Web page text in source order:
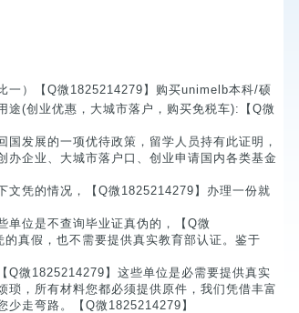
一）【Q微1825214279】购买unimelb本科/硕
途(创业优惠，大城市落户，购买免税车):【Q微
国发展的一项优待政策，留学人员持有此证明，
企业、大城市落户口、创业申请国内各类基金
文凭的情况，【Q微1825214279】办理一份就
单位是不查询毕业证真伪的，【Q微
真假，也不需要提供真实教育部认证。鉴于
Q微1825214279】这些单位是必需要提供真实
，所有材料您都必须提供原件，我们凭借丰富
少走弯路。【Q微1825214279】